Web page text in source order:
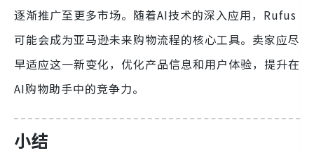
逐渐推广至更多市场。随着AI技术的深入应用，Rufus
可能会成为亚马逊未来购物流程的核心工具。卖家应尽
早适应这一新变化，优化产品信息和用户体验，提升在
AI购物助手中的竞争力。
小结